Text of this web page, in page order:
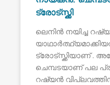
ട്രോട്സ്ക്കി
ലെനിൻ നയിച്ച
ട്രോട്സ്ക്കിയാണ് .
ചെമ്പടയാണ് പല
റഷ്യൻ